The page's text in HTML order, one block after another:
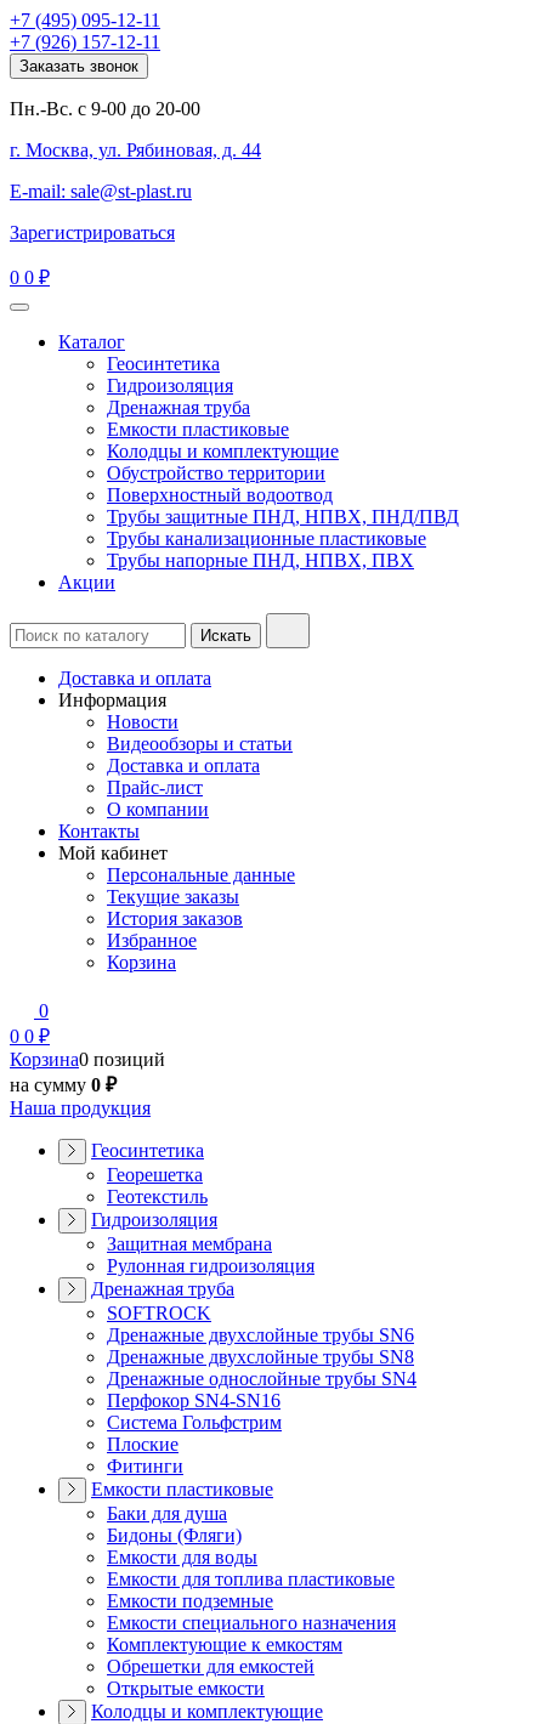
+7 (495) 095-12-11
+7 (926) 157-12-11
Заказать звонок
Пн.-Вс. с 9-00 до 20-00
г. Москва, ул. Рябиновая, д. 44
E-mail: sale@st-plast.ru
Зарегистрироваться
0 0 ₽
Каталог
Геосинтетика
Гидроизоляция
Дренажная труба
Емкости пластиковые
Колодцы и комплектующие
Обустройство территории
Поверхностный водоотвод
Трубы защитные ПНД, НПВХ, ПНД/ПВД
Трубы канализационные пластиковые
Трубы напорные ПНД, НПВХ, ПВХ
Акции
Доставка и оплата
Информация
Новости
Видеообзоры и статьи
Доставка и оплата
Прайс-лист
О компании
Контакты
Мой кабинет
Персональные данные
Текущие заказы
История заказов
Избранное
Корзина
0
0 0 ₽
Корзина0 позиций
на сумму 0 ₽
Наша продукция
Геосинтетика
Георешетка
Геотекстиль
Гидроизоляция
Защитная мембрана
Рулонная гидроизоляция
Дренажная труба
SOFTROCK
Дренажные двухслойные трубы SN6
Дренажные двухслойные трубы SN8
Дренажные однослойные трубы SN4
Перфокор SN4-SN16
Система Гольфстрим
Плоские
Фитинги
Емкости пластиковые
Баки для душа
Бидоны (Фляги)
Емкости для воды
Емкости для топлива пластиковые
Емкости подземные
Емкости специального назначения
Комплектующие к емкостям
Обрешетки для емкостей
Открытые емкости
Колодцы и комплектующие